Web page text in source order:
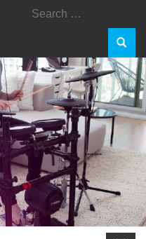
Search